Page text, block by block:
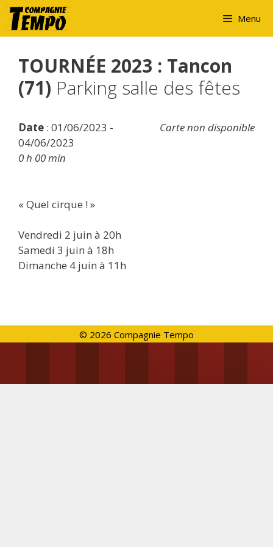
Aller
au
contenu
Menu
TOURNÉE 2023 : Tancon
(71) Parking salle des fêtes
Carte non disponible
Date : 01/06/2023 -
04/06/2023
0 h 00 min
« Quel cirque ! »
Vendredi 2 juin à 20h
Samedi 3 juin à 18h
Dimanche 4 juin à 11h
© 2026 Compagnie Tempo